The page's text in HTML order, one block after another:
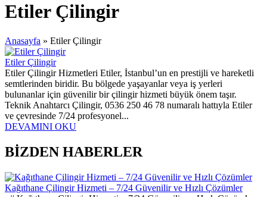
Etiler Çilingir
Anasayfa » Etiler Çilingir
Etiler Çilingir
Etiler Çilingir Hizmetleri Etiler, İstanbul’un en prestijli ve hareketli
semtlerinden biridir. Bu bölgede yaşayanlar veya iş yerleri
bulunanlar için güvenilir bir çilingir hizmeti büyük önem taşır.
Teknik Anahtarcı Çilingir, 0536 250 46 78 numaralı hattıyla Etiler
ve çevresinde 7/24 profesyonel...
DEVAMINI OKU
BİZDEN HABERLER
Kağıthane Çilingir Hizmeti – 7/24 Güvenilir ve Hızlı Çözümler